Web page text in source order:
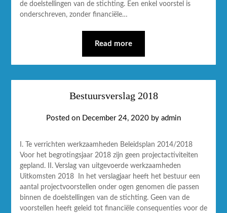
de doelstellingen van de stichting. Een enkel voorstel is
onderschreven, zonder financiële…
Read more
Bestuursverslag 2018
Posted on December 24, 2020 by admin
I. Te verrichten werkzaamheden Beleidsplan 2014/2018
Voor het begrotingsjaar 2018 zijn geen projectactiviteiten
gepland. II. Verslag van uitgevoerde werkzaamheden
Uitkomsten 2018 In het verslagjaar heeft het bestuur een
aantal projectvoorstellen onder ogen genomen die passen
binnen de doelstellingen van de stichting. Geen van de
voorstellen heeft geleid tot financiële consequenties voor de